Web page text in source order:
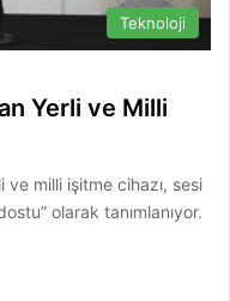
Teknoloji
Yerli ve Milli
ve milli işitme cihazı, sesi
olarak tanımlanıyor.